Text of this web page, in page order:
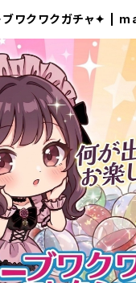
ワクワクガチャ✦ |